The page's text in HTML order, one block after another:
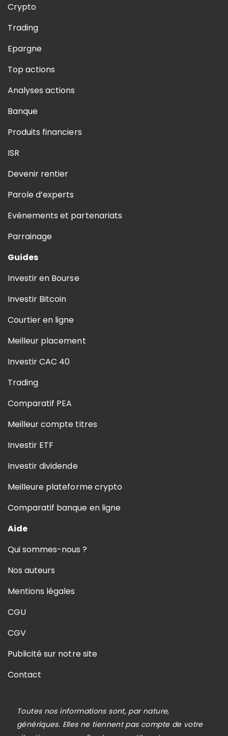
Crypto
Trading
Epargne
Top actions
Analyses actions
Banque
Produits financiers
ISR
Devenir rentier
Parole d’experts
Evénements et partenariats
Parrainage
Guides
Investir en Bourse
Investir Bitcoin
Courtier en ligne
Meilleur placement
Investir CAC 40
Trading
Comparatif PEA
Meilleur compte titres
Investir ETF
Investir dividende
Meilleure plateforme crypto
Comparatif banque en ligne
Aide
Qui sommes-nous ?
Nos auteurs
Mentions légales
CGU
CGV
Publicité sur notre site
Contact
Toutes nos informations sont, par nature,
génériques. Elles ne tiennent pas compte de votre